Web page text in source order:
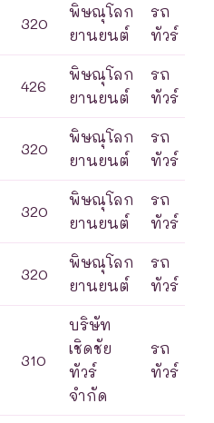
320
พิษณุโลก
ยานยนต์
รถ
ทัวร์
426
พิษณุโลก
ยานยนต์
รถ
ทัวร์
320
พิษณุโลก
ยานยนต์
รถ
ทัวร์
320
พิษณุโลก
ยานยนต์
รถ
ทัวร์
320
พิษณุโลก
ยานยนต์
รถ
ทัวร์
310
บริษัท
เชิดชัย
ทัวร์
จำกัด
รถ
ทัวร์